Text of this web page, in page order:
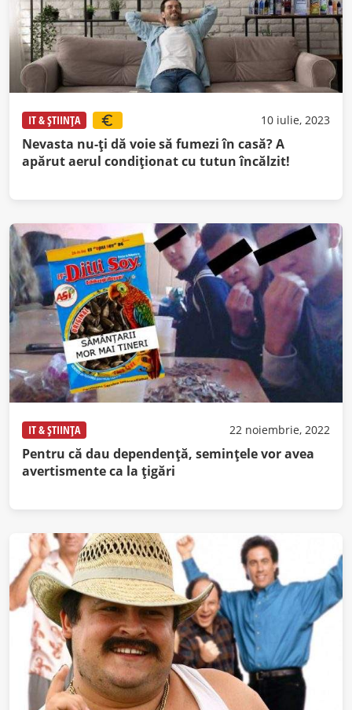
IT & ȘTIINȚA 10 iulie, 2023
Nevasta nu-ți dă voie să fumezi în casă? A
apărut aerul condiționat cu tutun încălzit!
IT & ȘTIINȚA 22 noiembrie, 2022
Pentru că dau dependență, semințele vor avea
avertismente ca la țigări